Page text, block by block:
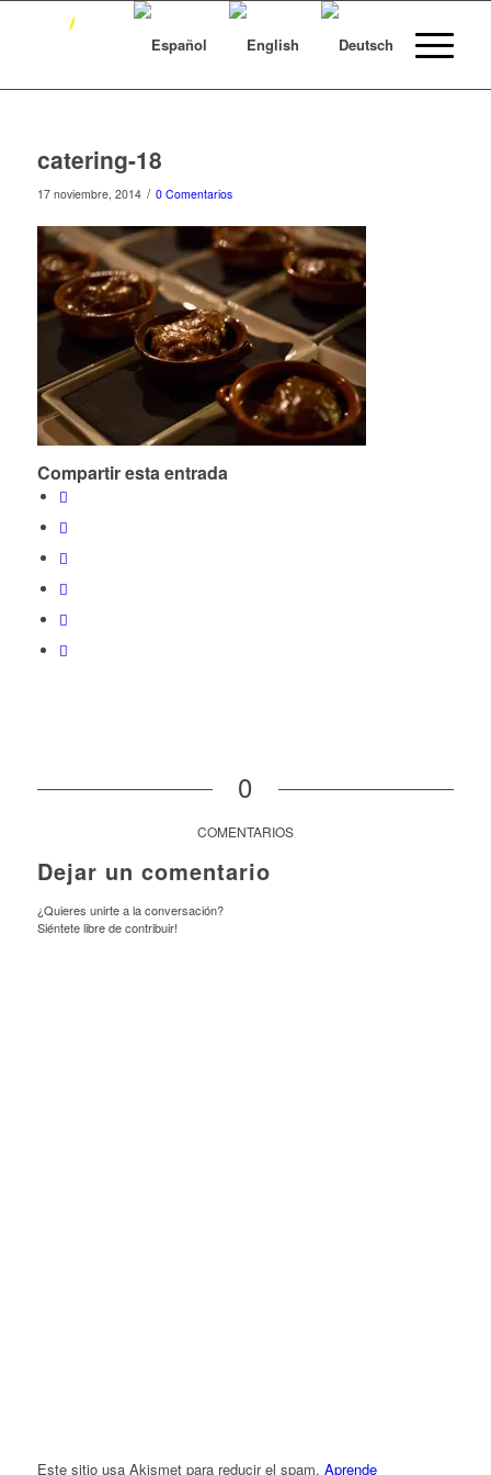
catering-18
17 noviembre, 2014 / 0 Comentarios
Compartir esta entrada
0
COMENTARIOS
Dejar un comentario
¿Quieres unirte a la conversación?
Siéntete libre de contribuir!
Este sitio usa Akismet para reducir el spam. Aprende